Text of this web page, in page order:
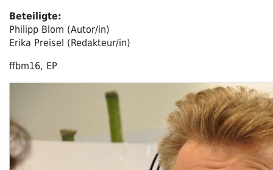
Beteiligte:
Philipp Blom (Autor/in)
Erika Preisel (Redakteur/in)
ffbm16, EP